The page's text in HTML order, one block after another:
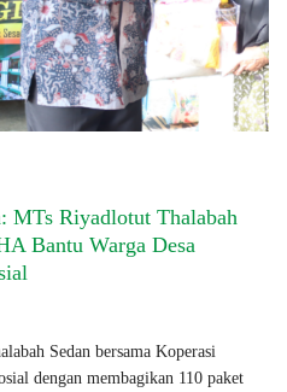
MTs Riyadlotut Thalabah
Bantu Warga Desa
Sedan bersama Koperasi
dengan membagikan 110 paket